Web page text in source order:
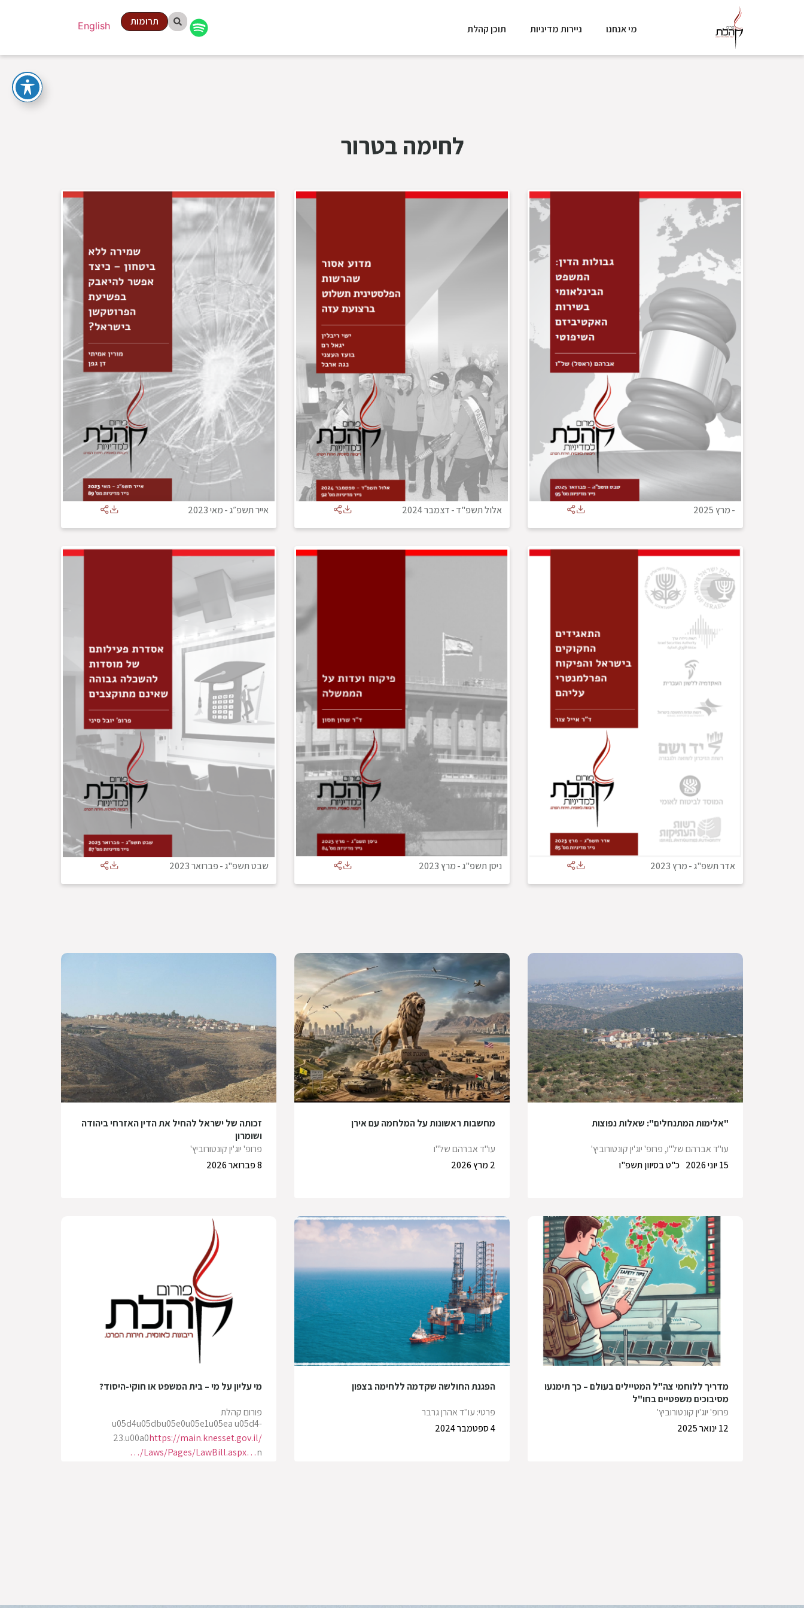
מי אנחנו ניירות מדיניות תוכן קהלת English תרומות
לחימה בטרור
-מרץ 2025 אלול תשפ"ד-דצמבר 2024 אייר תשפ״ג-מאי 2023
אדר תשפ"ג-מרץ 2023 ניסן תשפ"ג-מרץ 2023 שבט תשפ"ג-פברואר 2023
"אלימות המתנחלים": שאלות נפוצות
עו"ד אברהם של"ו, פרופ' יוג'ין קונטורוביץ'
כ"ט בסיוון תשפ"ו
15 יוני 2026
מחשבות ראשונות על המלחמה עם אירן
עו"ד אברהם של"ו
2 מרץ 2026
זכותה של ישראל להחיל את הדין האזרחי ביהודה
ושומרון
פרופ' יוג'ין קונטורוביץ'
8 פברואר 2026
מדריך ללוחמי צה"ל המטיילים בעולם – כך תימנעו
מסיבוכים משפטיים בחו"ל
פרופ' יוג'ין קונטורוביץ'
12 ינואר 2025
הפגנת החולשה שקדמה ללחימה בצפון
פרטי: עו"ד אהרן גרבר
4 ספטמבר 2024
מי עליון על מי – בית המשפט או חוקי-היסוד?
פורום קהלת
u05d4u05dbu05e0u05e1u05ea u05d4-
23.u00a0https://main.knesset.gov.il/
…/Laws/Pages/LawBill.aspx…n